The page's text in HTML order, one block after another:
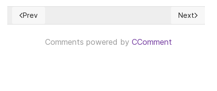
Previous article: El peligroso camino a la irrelevancia de la
Prev Next
Next
Comments powered by CComment